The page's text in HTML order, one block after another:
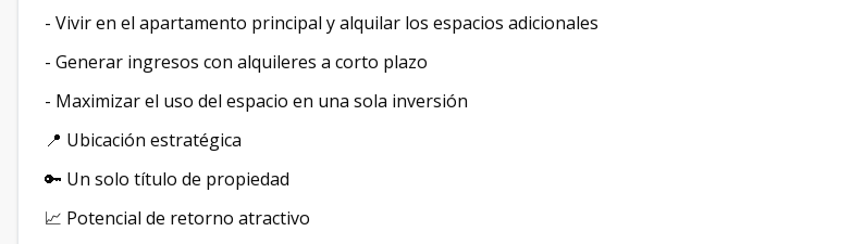
- Vivir en el apartamento principal y alquilar los espacios adicionales
- Generar ingresos con alquileres a corto plazo
- Maximizar el uso del espacio en una sola inversión
📍 Ubicación estratégica
🔑 Un solo título de propiedad
📈 Potencial de retorno atractivo